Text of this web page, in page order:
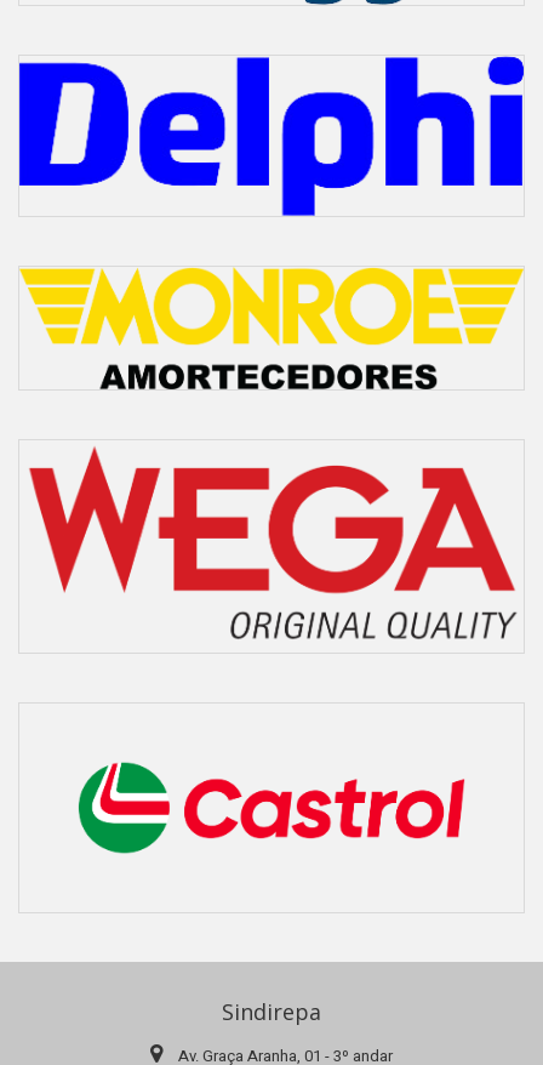
Sindirepa
Av. Graça Aranha, 01 - 3º andar